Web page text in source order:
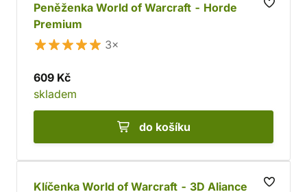
Peněženka World of Warcraft - Horde
Premium
3×
609 Kč
skladem
do košíku
Klíčenka World of Warcraft - 3D Aliance